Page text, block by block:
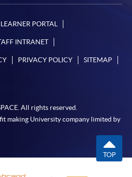
現的疏忽、錯誤、誤差或遺漏；
關引起或與付款的網關相關的原
資料傳送的改動、任何非法行為等。
，如內容與英文版本有任何歧義，一
（EPS）、微信支付
LEARNER PORTAL
INTRANET
PRIVACY POLICY SITEMAP
All rights reserved.
making University company limited by
TOP